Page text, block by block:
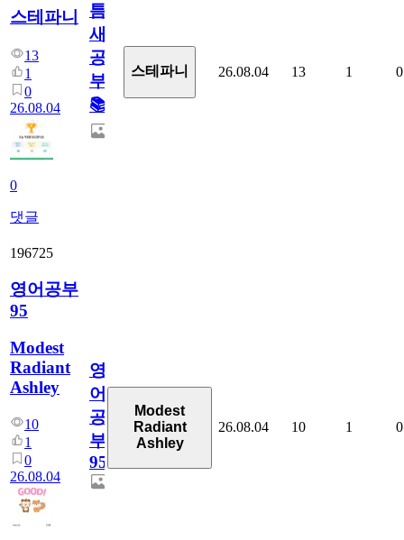
스테파니
13
1
0
26.08.04
0
댓글
틈
새
공
부!
📚
스테파니 26.08.04 13 1 0
196725
영어공부
95
Modest
Radiant
Ashley
10
1
0
26.08.04
영
어
공
부
95
Modest
Radiant
Ashley
26.08.04 10 1 0